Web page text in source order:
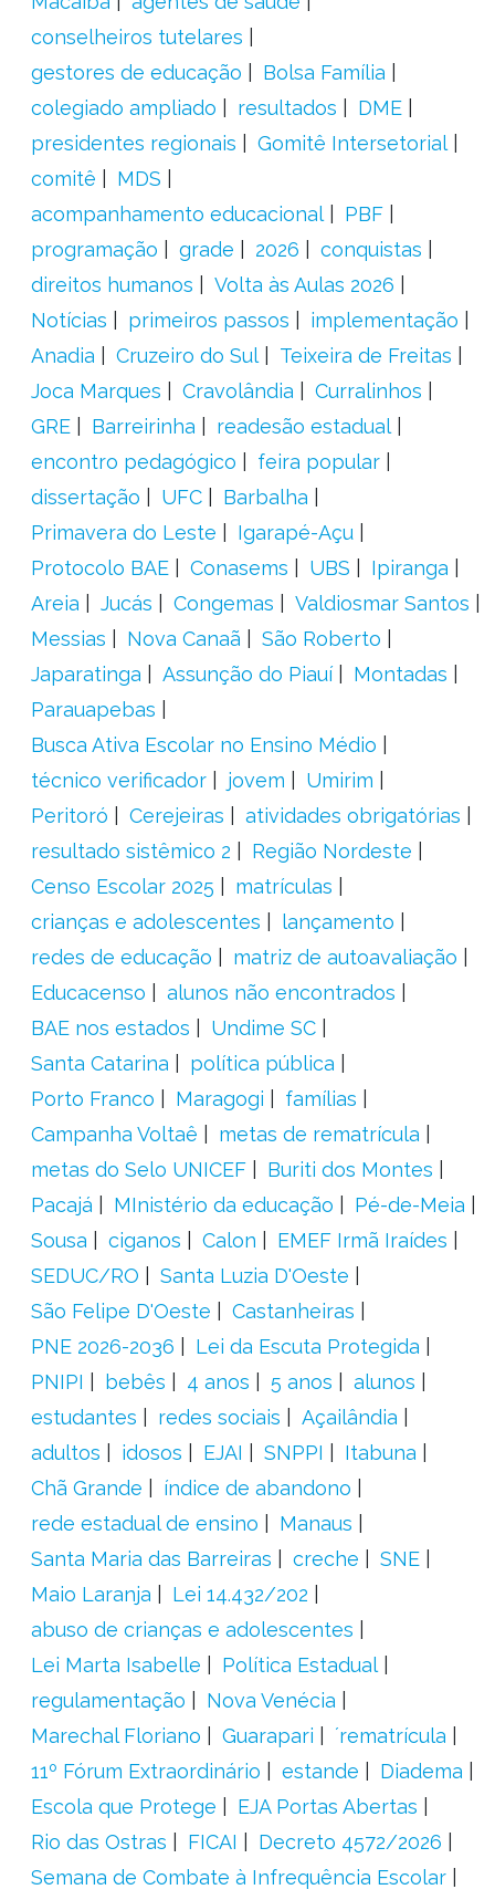
conselheiros tutelares
gestores de educação
Bolsa Família
colegiado ampliado
resultados
DME
presidentes regionais
Gomitê Intersetorial
comitê
MDS
acompanhamento educacional
PBF
programação
grade 2026
conquistas
direitos humanos
Volta às Aulas 2026
Notícias
primeiros passos
implementação
Anadia
Cruzeiro do Sul
Teixeira de Freitas
Joca Marques
Cravolândia
Curralinhos
GRE
Barreirinha
readesão estadual
encontro pedagógico
feira popular
dissertação
UFC
Barbalha
Primavera do Leste
Igarapé-Açu
Protocolo BAE
Conasems UBS
Ipiranga
Areia
Jucás Congemas
Valdiosmar Santos
Messias
Nova Canaã
São Roberto
Japaratinga
Assunção do Piauí
Montadas
Parauapebas
Busca Ativa Escolar no Ensino Médio
técnico verificador
jovem
Umirim
Peritoró
Cerejeiras
atividades obrigatórias
resultado sistêmico 2
Região Nordeste
Censo Escolar 2025
matrículas
crianças e adolescentes
lançamento
redes de educação
matriz de autoavaliação
Educacenso
alunos não encontrados
BAE nos estados
Undime SC
Santa Catarina
política pública
Porto Franco
Maragogi
famílias
Campanha Voltaê
metas de rematrícula
metas do Selo UNICEF
Buriti dos Montes
Pacajá
MInistério da educação
Pé-de-Meia
Sousa
ciganos Calon
EMEF Irmã Iraídes
SEDUC/RO
Santa Luzia D'Oeste
São Felipe D'Oeste
Castanheiras
PNE 2026-2036
Lei da Escuta Protegida
PNIPI
bebês 4 anos 5 anos
alunos
estudantes
redes sociais
Açailândia
adultos
idosos EJAI SNPPI
Itabuna
Chã Grande
índice de abandono
rede estadual de ensino
Manaus
Santa Maria das Barreiras
creche
SNE
Maio Laranja
Lei 14.432/202
abuso de crianças e adolescentes
Lei Marta Isabelle
Política Estadual
regulamentação
Nova Venécia
Marechal Floriano
Guarapari
´rematrícula
11º Fórum Extraordinário
estande
Diadema
Escola que Protege
EJA Portas Abertas
Rio das Ostras
FICAI
Decreto 4572/2026
Semana de Combate à Infrequência Escolar